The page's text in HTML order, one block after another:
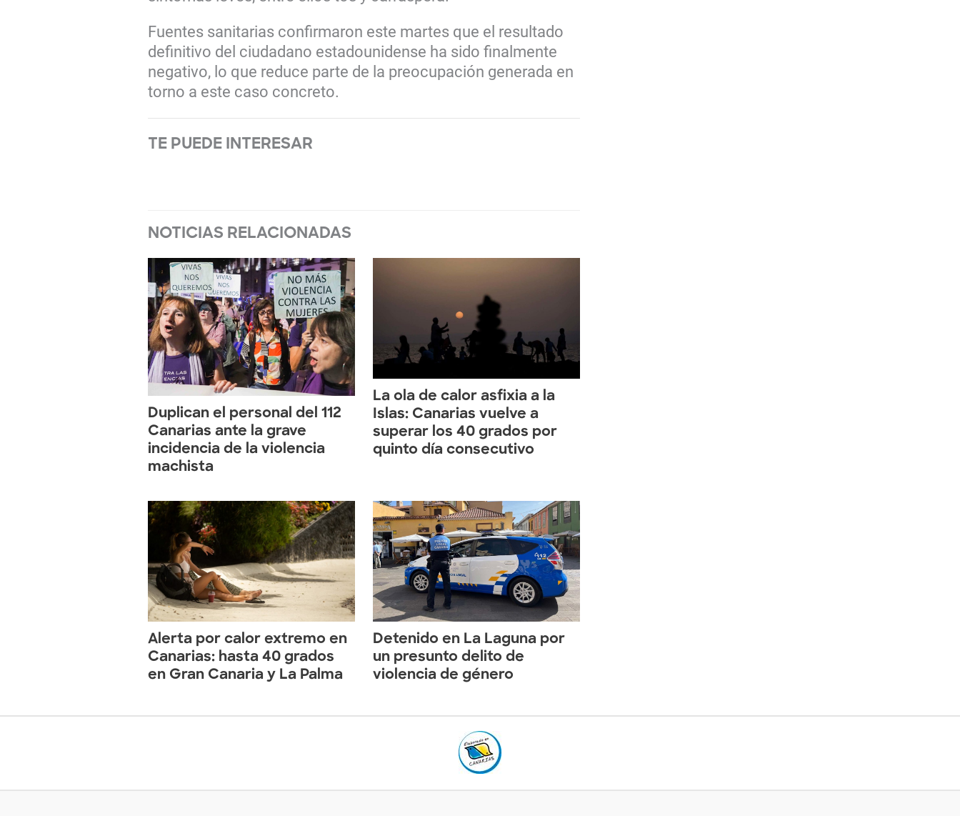
Fuentes sanitarias confirmaron este martes que el resultado
definitivo del ciudadano estadounidense ha sido finalmente
negativo, lo que reduce parte de la preocupación generada en
torno a este caso concreto.
TE PUEDE INTERESAR
NOTICIAS RELACIONADAS
Duplican el personal del 112
Canarias ante la grave
incidencia de la violencia
machista
La ola de calor asfixia a la
Islas: Canarias vuelve a
superar los 40 grados por
quinto día consecutivo
Alerta por calor extremo en
Canarias: hasta 40 grados
en Gran Canaria y La Palma
Detenido en La Laguna por
un presunto delito de
violencia de género